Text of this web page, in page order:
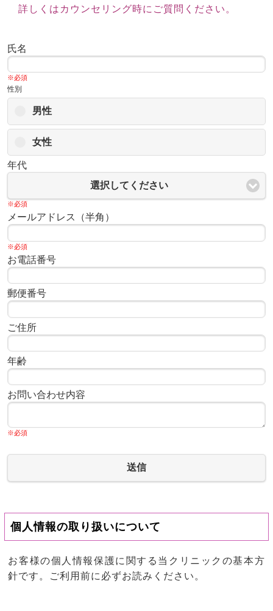
詳しくはカウンセリング時にご質問ください。
氏名
※必須
性別
男性
女性
年代
選択してください
※必須
メールアドレス（半角）
※必須
お電話番号
郵便番号
ご住所
年齢
お問い合わせ内容
※必須
送信
個人情報の取り扱いについて
お客様の個人情報保護に関する当クリニックの基本方
針です。ご利用前に必ずお読みください。